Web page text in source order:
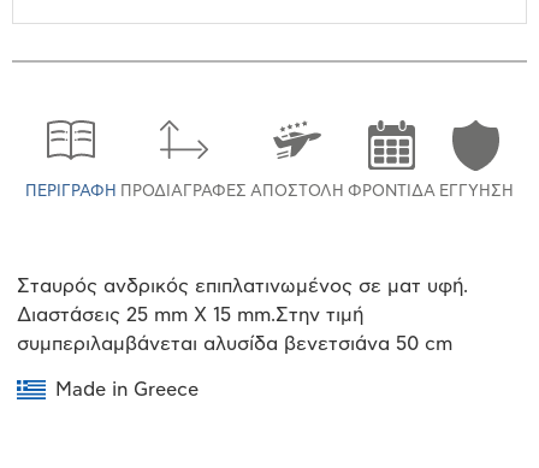
ΠΕΡΙΓΡΑΦΉ ΠΡΟΔΙΑΓΡΑΦΈΣ ΑΠΟΣΤΟΛΉ ΦΡΟΝΤΊΔΑ ΕΓΓΎΗΣΗ
Σταυρός ανδρικός επιπλατινωμένος σε ματ υφή.
Διαστάσεις 25 mm X 15 mm.Στην τιμή
συμπεριλαμβάνεται αλυσίδα βενετσιάνα 50 cm
Made in Greece